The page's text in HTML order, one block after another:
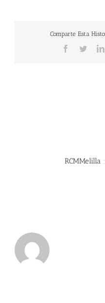
Comparte Esta
Facebook
Twitter
RCMMelilla